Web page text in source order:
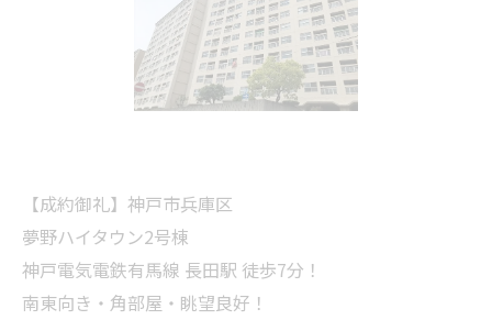
【成約御礼】神戸市兵庫区
夢野ハイタウン2号棟
神戸電気電鉄有馬線 長田駅 徒歩7分！
南東向き・角部屋・眺望良好！